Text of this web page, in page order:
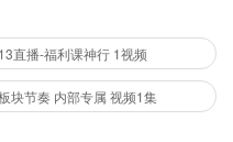
直播-福利课神行 1视频
块节奏 内部专属 视频1集